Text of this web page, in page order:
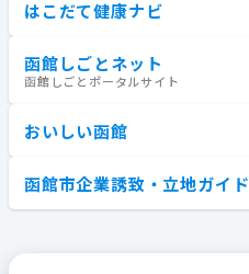
はこだて健康ナビ
函館しごとネット
函館しごとポータルサイト
おいしい函館
函館市企業誘致・立地ガイド